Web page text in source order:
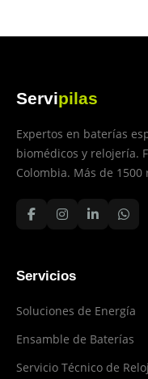
Servipilas
Expertos en baterías
biomédicos y relojería.
Colombia. Más de 1500
Servicios
Soluciones de Energía
Ensamble de Baterías
Servicio Técnico de